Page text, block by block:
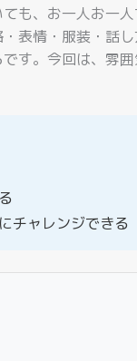
も、お一人お一
表情・服装・話
す。今回は、雰
チャレンジできる